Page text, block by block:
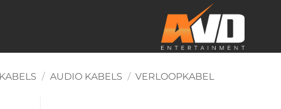
KABELS / AUDIO KABELS / VERLOOPKABEL